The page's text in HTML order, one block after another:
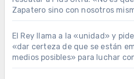
Zapatero sino con nosotros
El Rey llama a la «unidad» y
«dar certeza de que se están
medios posibles» para luchar